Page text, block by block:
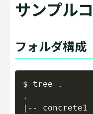
サンプル
フォルダ構成
$ tree .
.
|-- concrete1